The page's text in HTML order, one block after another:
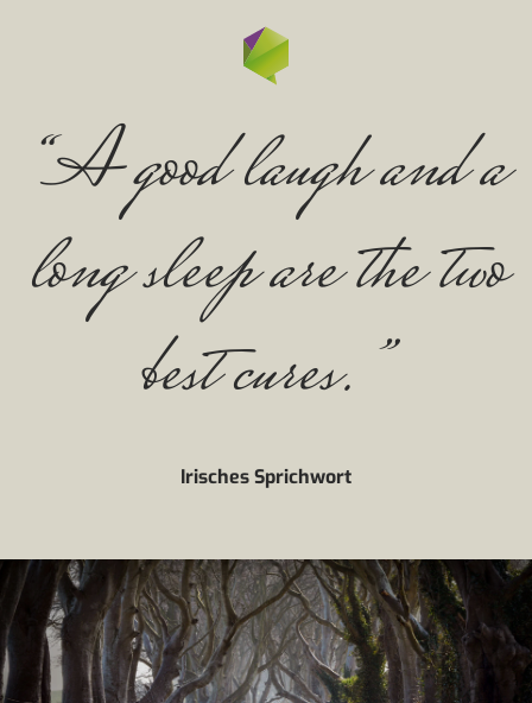
“A good laugh and a
long sleep are the two
best cures.”
Irisches Sprichwort